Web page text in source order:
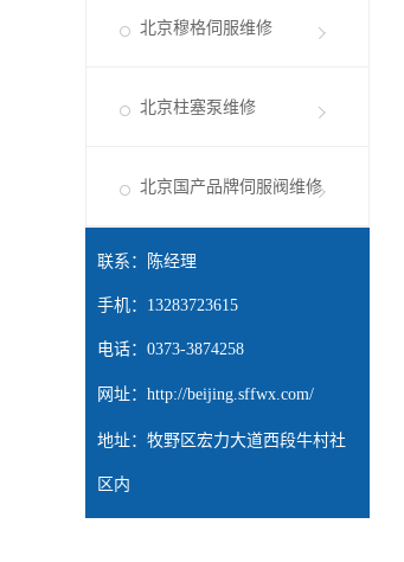
北京穆格伺服维修
北京柱塞泵维修
北京国产品牌伺服阀维修
联系：陈经理
手机：13283723615
电话：0373-3874258
网址： http://beijing.sffwx.com/
地址：牧野区宏力大道西段牛村社
区内